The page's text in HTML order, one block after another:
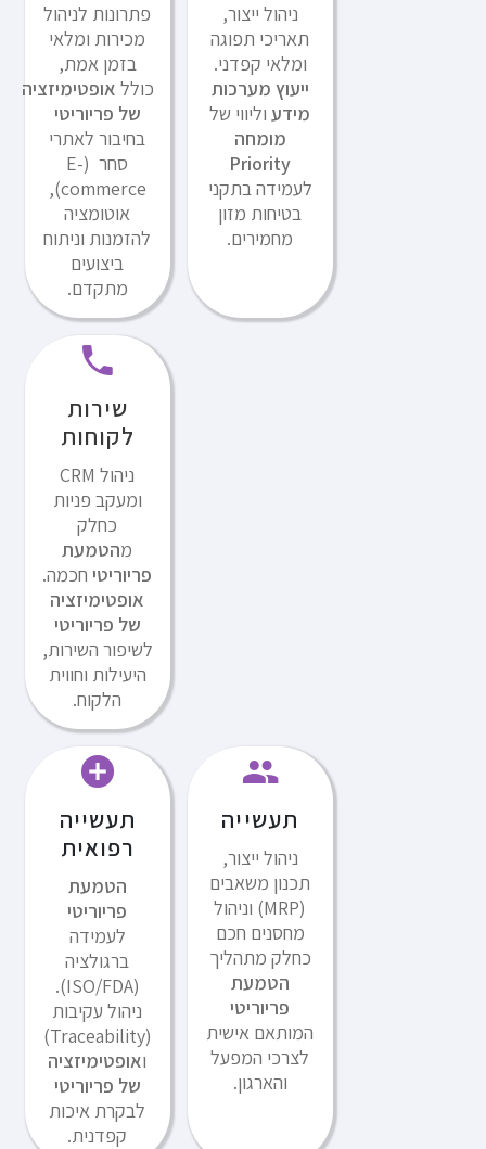
פתרונות לניהול
מכירות ומלאי
בזמן אמת,
כולל אופטימיזציה
של פריוריטי
בחיבור לאתרי
סחר (E-
commerce),
אוטומציה
להזמנות וניתוח
ביצועים
מתקדם.
ניהול ייצור,
תאריכי תפוגה
ומלאי קפדני.
ייעוץ מערכות
מידעוליווי של
מומחה
Priority
לעמידה בתקני
בטיחות מזון
מחמירים.
שירות
לקוחות
ניהול CRM
ומעקב פניות
כחלק
מהטמעת
פריוריטיחכמה.
אופטימיזציה
של פריוריטי
לשיפור השירות,
היעילות וחווית
הלקוח.
תעשייה
רפואית
הטמעת
פריוריטי
לעמידה
ברגולציה
(ISO/FDA).
ניהול עקיבות
(Traceability)
ואופטימיזציה
של פריוריטי
לבקרת איכות
קפדנית.
תעשייה
ניהול ייצור,
תכנון משאבים
(MRP) וניהול
מחסנים חכם
כחלק מתהליך
הטמעת
פריוריטי
המותאם אישית
לצרכי המפעל
והארגון.